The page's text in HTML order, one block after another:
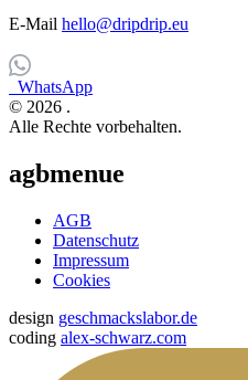
E-Mail hello@dripdrip.eu
WhatsApp
© 2026 .
Alle Rechte vorbehalten.
agbmenue
AGB
Datenschutz
Impressum
Cookies
design geschmackslabor.de
coding alex-schwarz.com